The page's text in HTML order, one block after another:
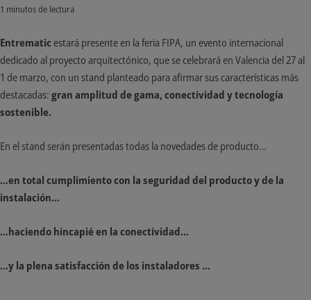
1 minutos de lectura
Entrematic estará presente en la feria FIPA, un evento internacional
dedicado al proyecto arquitectónico, que se celebrará en Valencia del 27 al
1 de marzo, con un stand planteado para afirmar sus características más
destacadas: gran amplitud de gama, conectividad y tecnología
sostenible.
En el stand serán presentadas todas la novedades de producto…
...en total cumplimiento con la seguridad del producto y de la
instalación...
...haciendo hincapié en la conectividad...
...y la plena satisfacción de los instaladores ...